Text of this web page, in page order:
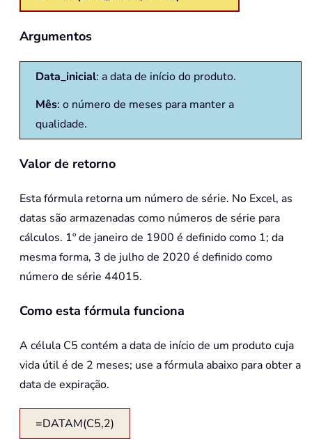
Argumentos
Data_inicial: a data de início do produto.
Mês: o número de meses para manter a
qualidade.
Valor de retorno
Esta fórmula retorna um número de série. No Excel, as
datas são armazenadas como números de série para
cálculos. 1º de janeiro de 1900 é definido como 1; da
mesma forma, 3 de julho de 2020 é definido como
número de série 44015.
Como esta fórmula funciona
A célula C5 contém a data de início de um produto cuja
vida útil é de 2 meses; use a fórmula abaixo para obter a
data de expiração.
=DATAM(C5,2)